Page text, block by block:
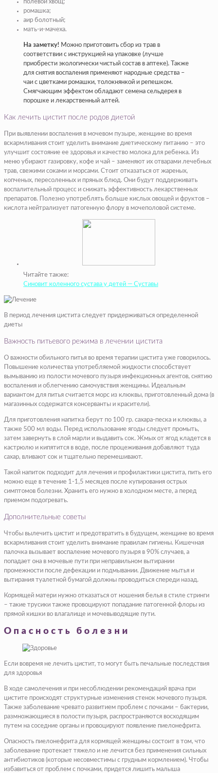
полевой хвощ;
ромашка;
аир болотный;
мать-и-мачеха.
На заметку! Можно приготовить сбор из трав в
соответствии с инструкцией на упаковке (лучше
приобрести экологически чистый состав в аптеке). Также
для снятия воспаления применяют народные средства –
чаи с цветками ромашки, толокнянкой и репешком.
Смягчающим эффектом обладают семена сельдерея в
порошке и лекарственный алтей.
Как лечить цистит после родов диетой
При выявлении воспаления в мочевом пузыре, женщине во время
вскармливания стоит уделить внимание диетическому питанию – это
улучшит состояние ее здоровья и качество молока для ребенка. Из
меню убирают газировку, кофе и чай – заменяют их отварами лечебных
трав, свежими соками и морсами. Стоит отказаться от жареных,
копченых, пересоленных и пряных блюд. Они будут поддерживать
воспалительный процесс и снижать эффективность лекарственных
препаратов. Полезно употреблять больше кислых овощей и фруктов –
кислота нейтрализует патогенную флору в мочеполовой системе.
Читайте также:
Синовит коленного сустава у детей — Суставы
В период лечения цистита следует придерживаться определенной
диеты
Важность питьевого режима в лечении цистита
О важности обильного питья во время терапии цистита уже говорилось.
Повышение количества употребляемой жидкости способствует
вымыванию из полости мочевого пузыря инфекционных агентов, снятию
воспаления и облегчению самочувствия женщины. Идеальным
вариантом для питья считается морс из клюквы, приготовленный дома (в
магазинных содержатся консерванты и красители).
Для приготовления напитка берут по 100 гр. сахара-песка и клюквы, а
также 500 мл воды. Перед использование ягоды следует промыть,
затем завернуть в слой марли и выдавить сок. Жмых от ягод кладется в
кастрюлю и кипятится в воде, после процеживания добавляют туда
сахар, вливают сок и тщательно перемешивают.
Такой напиток подходит для лечения и профилактики цистита, пить его
можно еще в течение 1-1,5 месяцев после купирования острых
симптомов болезни. Хранить его нужно в холодном месте, а перед
приемом подогревать.
Дополнительные советы
Чтобы вылечить цистит и предотвратить в будущем, женщине во время
вскармливания стоит уделить внимание правилам гигиены. Кишечная
палочка вызывает воспаление мочевого пузыря в 90% случаев, а
попадает она в мочевые пути при неправильном вытирании
промежности после дефекации и подмывании. Движение мытья и
вытирания туалетной бумагой должны проводиться спереди назад.
Кормящей матери нужно отказаться от ношения белья в стиле стринги
– такие трусики также провоцируют попадание патогенной флоры из
прямой кишки во влагалище и мочевыводящие пути.
Опасность болезни
Если вовремя не лечить цистит, то могут быть печальные последствия
для здоровья
В ходе самолечения и при несоблюдении рекомендаций врача при
цистите происходят структурные изменения стенок мочевого пузыря.
Также заболевание чревато развитием проблем с почками – бактерии,
размножающиеся в полости пузыря, распространяются восходящим
путем на соседние органы и провоцируют появление пиелонефрита.
Опасность пиелонефрита для кормящей женщины состоит в том, что
заболевание протекает тяжело и не лечится без применения сильных
антибиотиков (которые несовместимы с грудным кормлением). Чтобы
избавиться от проблем с почками, придется лишить малыша